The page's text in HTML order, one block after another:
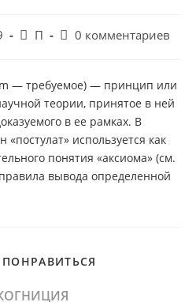
Рубрика
П
Комментарии
0 комментариев
— требуемое) — принцип или
теории, принятое в ней
в ее рамках. В
используется как
понятия «аксиома» (см.
вывода определенной